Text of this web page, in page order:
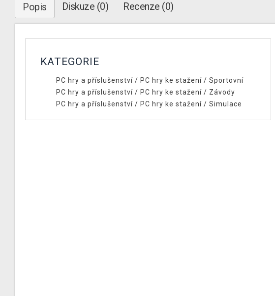
Popis Diskuze (0) Recenze (0)
KATEGORIE
PC hry a příslušenství/ PC hry ke stažení/ Sportovní
PC hry a příslušenství/ PC hry ke stažení/ Závody
PC hry a příslušenství/ PC hry ke stažení/ Simulace